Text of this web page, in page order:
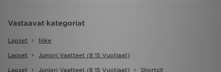
Vastaavat kategoriat
Lapset Nike
Lapset Juniori Vaatteet (8 15 Vuotiaat)
Lapset Juniori Vaatteet (8 15 Vuotiaat) Shortsit